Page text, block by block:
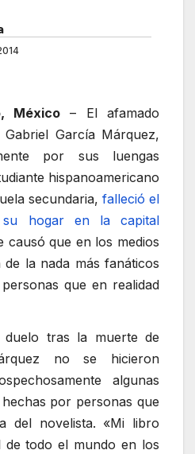
México – El afamado
García Márquez,
por sus luengas
hispanoamericano
secundaria, falleció el
su hogar en la capital
causó que en los medios
la nada más fanáticos
que en realidad
duelo tras la muerte de
no se hicieron
algunas
por personas que
del novelista. «Mi libro
todo el mundo en los